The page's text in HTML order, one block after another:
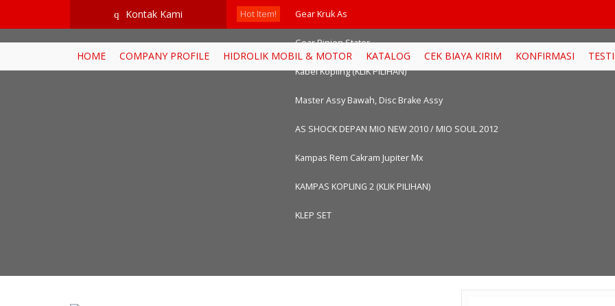
google-site-verification=RoKuikKKhptiWlhVH0-mBoWEpW-YTG8htM_ix_Dp9Go
q Kontak Kami Hot Item! Gear Kruk As
Gear Pinion Stater
Kabel Kopling (KLIK PILIHAN)
Master Assy Bawah, Disc Brake Assy
AS SHOCK DEPAN MIO NEW 2010 / MIO SOUL 2012
Kampas Rem Cakram Jupiter Mx
KAMPAS KOPLING 2 (KLIK PILIHAN)
KLEP SET
HOME COMPANY PROFILE HIDROLIK MOBIL & MOTOR KATALOG CEK BIAYA KIRIM KONFIRMASI